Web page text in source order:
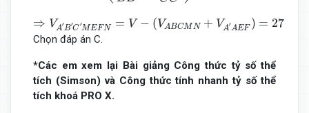
⇒ VA′B′C′MEFN = V − (VABCMN + VA′AEF ) = 27
⇒ VA′ −( BC ′ AEF 27 +4
Chọn đáp án C.
*Các em xem lại Bài giảng Công thức tỷ số thể
tích (Simson) và Công thức tính nhanh tỷ số thể
tích khoá PRO X.